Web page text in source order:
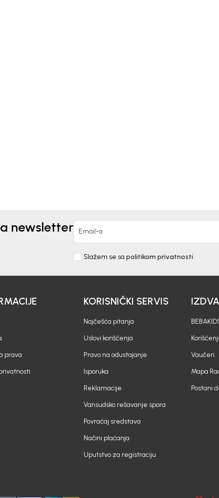
newsletter Email-a
Slažem se sa politikom privatnosti
prava
KORISNIČKI SERVIS
Najčešća pitanja
Uslovi korišćenja
Pravo na odustajanje
Isporuka
Reklamacije
Vansudsko rešavanje spora
Povraćaj sredstava
Načini plaćanja
Uputstvo za registraciju
Vaučeri
Mapa
Postani